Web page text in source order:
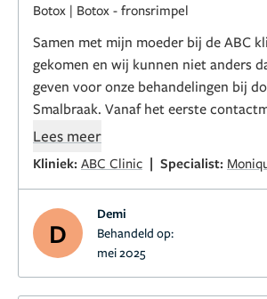
Botox | Botox - fronsrimpel
Samen met mijn moeder bij de ABC
gekomen en wij kunnen niet anders
geven voor onze behandelingen bij
Smalbraak. Vanaf het eerste
wij ons op ons gemak en welkom. De
fantastisch – vriendelijk,
puntjes verzorgd.
benadering van dokter Smalbraak. Ze
tijd om naar je wensen te luisteren,
vragen en legt vervolgens alles helder
Lees meer
Kliniek: ABC Clinic | Specialist:
D
Demi
Behandeld op:
mei 2025